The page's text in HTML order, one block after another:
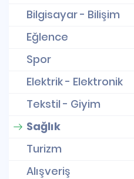
Bilgisayar - Bilişim
Eğlence
Spor
Elektrik - Elektronik
Tekstil - Giyim
Sağlık
Turizm
Alışveriş